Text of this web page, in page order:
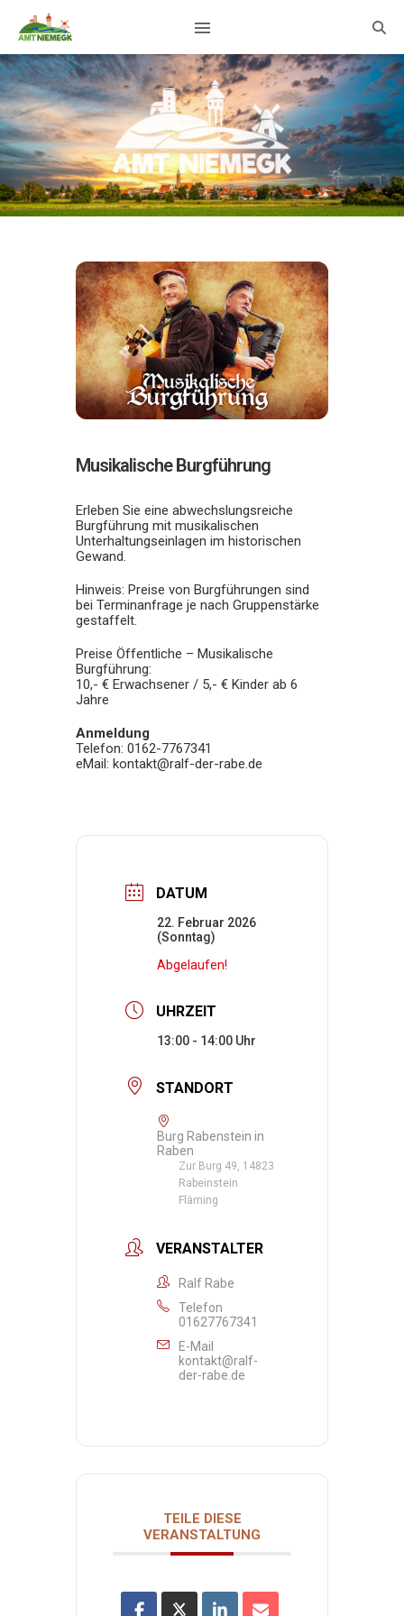
Musikalische Burgführung
Erleben Sie eine abwechslungsreiche
Burgführung mit musikalischen
Unterhaltungseinlagen im historischen
Gewand.
Hinweis: Preise von Burgführungen sind
bei Terminanfrage je nach Gruppenstärke
gestaffelt.
Preise Öffentliche – Musikalische
Burgführung:
10,- € Erwachsener / 5,- € Kinder ab 6
Jahre
Anmeldung
Telefon: 0162-7767341
eMail: kontakt@ralf-der-rabe.de
DATUM
22. Februar 2026
(Sonntag)
Abgelaufen!
UHRZEIT
13:00 - 14:00
STANDORT
Burg Rabenstein in
Raben
Zur Burg 49, 14823
Rabeinstein
Fläming
VERANSTALTER
Ralf Rabe
Telefon
01627767341
E-Mail
kontakt@ralf-
der-rabe.de
TEILE DIESE
VERANSTALTUNG